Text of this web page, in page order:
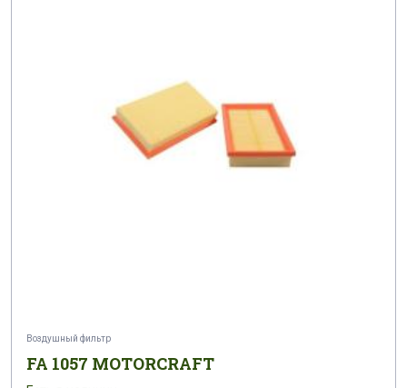
Воздушный фильтр
FA 1057 MOTORCRAFT